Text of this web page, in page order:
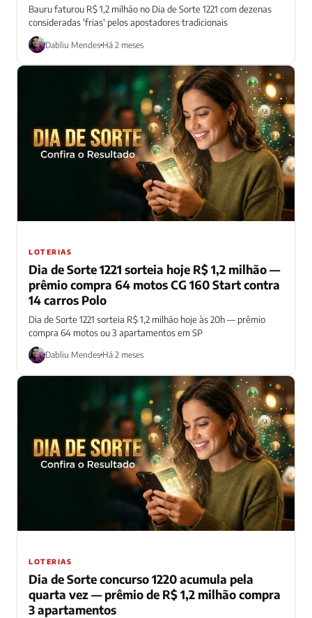
Bauru faturou R$ 1,2 milhão no Dia de Sorte 1221 com dezenas
consideradas 'frias' pelos apostadores tradicionais
Dabliu Mendes Há 2 meses
LOTERIAS
Dia de Sorte 1221 sorteia hoje R$ 1,2 milhão —
prêmio compra 64 motos CG 160 Start contra
14 carros Polo
Dia de Sorte 1221 sorteia R$ 1,2 milhão hoje às 20h — prêmio
compra 64 motos ou 3 apartamentos em SP
Dabliu Mendes Há 2 meses
LOTERIAS
Dia de Sorte concurso 1220 acumula pela
quarta vez — prêmio de R$ 1,2 milhão compra
3 apartamentos